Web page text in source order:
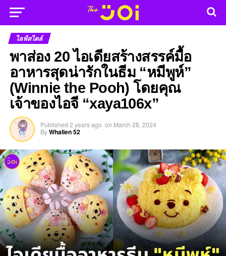
ไลฟ์สไตล์
พาส่อง 20 ไอเดียสร้างสรรค์มื้อ
อาหารสุดน่ารักในธีม “หมีพูห์”
(Winnie the Pooh) โดยคุณ
เจ้าของไอจี “xaya106x”
Published 2 years ago on March 28, 2024
ByWhalien 52